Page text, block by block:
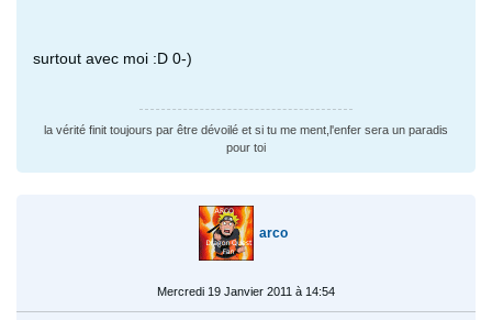
surtout avec moi :D 0-)
la vérité finit toujours par être dévoilé et si tu me ment,l'enfer sera un paradis
pour toi
arco
Mercredi 19 Janvier 2011 à 14:54